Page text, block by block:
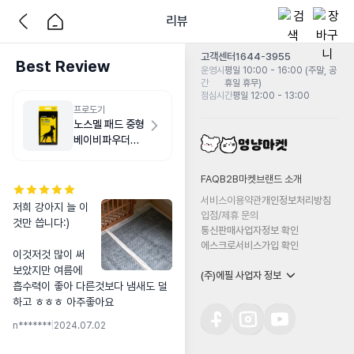
리뷰
Best Review
프로도기
노스멜 패드 중형
베이비파우더향
저희 강아지 늘 이
것만 씁니다:)
이것저것 많이 써
보았지만 여름에
흡수력이 좋아 다른것보다 냄새도 덜
하고 ㅎㅎㅎ 아주좋아요
n******* 2024.07.02
고객센터1644-3955
운영시
간
평일 10:00 - 16:00 (주말, 공
휴일 휴무)
점심시간평일 12:00 - 13:00
FAQB2B마켓 브랜드 소개
서비스이용약관개인정보처리방침
입점/제휴 문의
통신판매사업자정보 확인
에스크로서비스가입 확인
(주)에필 사업자 정보